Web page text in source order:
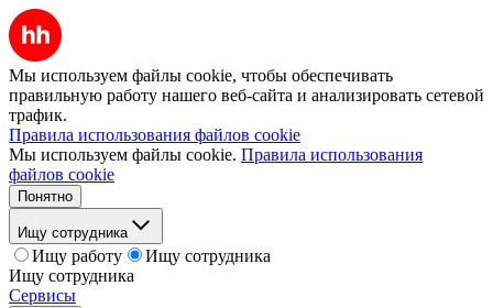
Мы используем файлы cookie, чтобы обеспечивать
правильную работу нашего веб-сайта и анализировать сетевой
трафик.
Правила использования файлов cookie
Мы используем файлы cookie. Правила использования
файлов cookie
Понятно
Ищу сотрудника
Ищу работу
Ищу сотрудника
Ищу сотрудника
Сервисы